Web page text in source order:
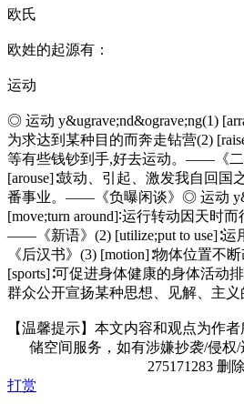
欧氏
欧姓的起源有：
运动
◎ 运动 y&ugrave;nd&ograve;ng(1)
为求达到某种目的而奔走钻营(2)
等有些钱钞到手,好去运动。——《二
[arouse]∶鼓动、引起、激发我自回国
番事业。——《负曝闲谈》◎ 运动
[move;turn around]∶运行转动因天时
——《新语》(2) [utilize;put to use]∶
《后汉书》(3) [motion]∶物体位置不
[sports]∶可促进身体健康的身体活动
群众公开宣扬某种思想、见解、主
【温馨提示】本文内容和观点为作
储空间服务，如有涉嫌抄袭/侵权/
275171283 删除
打赏